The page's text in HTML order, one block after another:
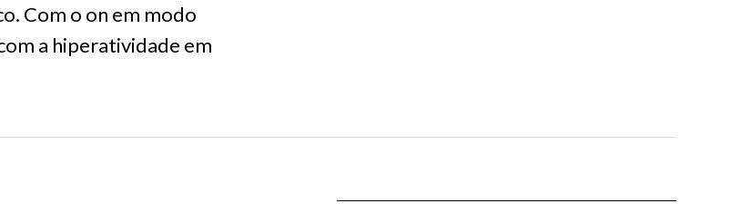
Com o on em modo
a hiperatividade em